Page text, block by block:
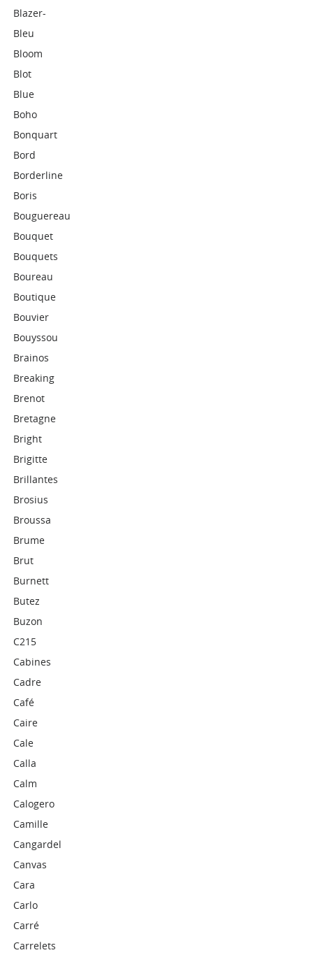
Blazer-
Bleu
Bloom
Blot
Blue
Boho
Bonquart
Bord
Borderline
Boris
Bouguereau
Bouquet
Bouquets
Boureau
Boutique
Bouvier
Bouyssou
Brainos
Breaking
Brenot
Bretagne
Bright
Brigitte
Brillantes
Brosius
Broussa
Brume
Brut
Burnett
Butez
Buzon
C215
Cabines
Cadre
Café
Caire
Cale
Calla
Calm
Calogero
Camille
Cangardel
Canvas
Cara
Carlo
Carré
Carrelets